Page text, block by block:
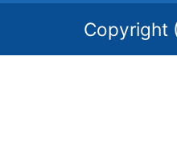
Copyright